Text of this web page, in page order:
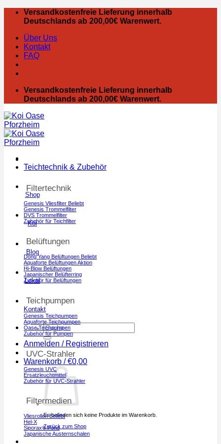
Zum
Versandkostenfreie Lieferung innerhalb
Deutschlands ab 200,00€ Warenwert.
Über Uns
Kontakt
FAQ
Versandkostenfreie Lieferung innerhalb
Deutschlands ab 200,00€ Warenwert.
Shop
Koi
Blog
Lokal
Kontakt
Suchen
nach:
Anmelden / Registrieren
Warenkorb /€0,00
Es befinden sich keine Produkte im Warenkorb.
Zurück zum Shop
Teichtechnik & Zubehör
Filtertechnik
Genesis Vliesfilter
Genesis Trommelfilter
DVS Trommelfilter
Zubehör für Teichfilter
Belüftungen
Dong Yang Belüftungen
Aquaforte Belüftungen
Hi-Blow Belüftungen
Japanischer Belüfterring
Zubehör für Belüftungen
Teichpumpen
Genesis Teichpumpen
Aquaforte Teichpumpen
Oase Teichpumpen
Zubehör für Pumpen
UVC-Strahler
Genesis UVC
Ersatzleuchtmittel
Zubehör für UVC-Strahler
Filtermedien
Vliesrollen
Hel-X
Siporax® Pond
Japanische Austernschalen